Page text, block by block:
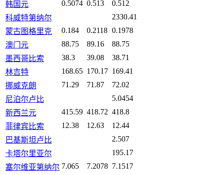
韩国元 0.5074 0.513
0.512
科威特第纳尔
2330.41
蒙古图格里克
0.184 0.2118 0.1978
澳门元
88.75 89.16
88.75
墨西哥比索
38.3 39.08
38.71
林吉特
168.65 170.17 169.41
挪威克朗
71.29 71.87
72.02
尼泊尔卢比
5.0454
新西兰元
415.59 418.72 418.8
菲律宾比索
12.38 12.63
12.44
巴基斯坦卢比
2.507
卡塔尔里亚尔
195.17
塞尔维亚第纳尔 7.065 7.2078 7.1517